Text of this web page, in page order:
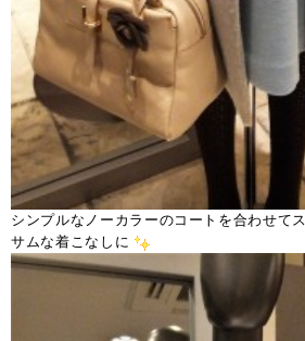
シンプルなノーカラーのコートを合わせて
サムな着こなしに